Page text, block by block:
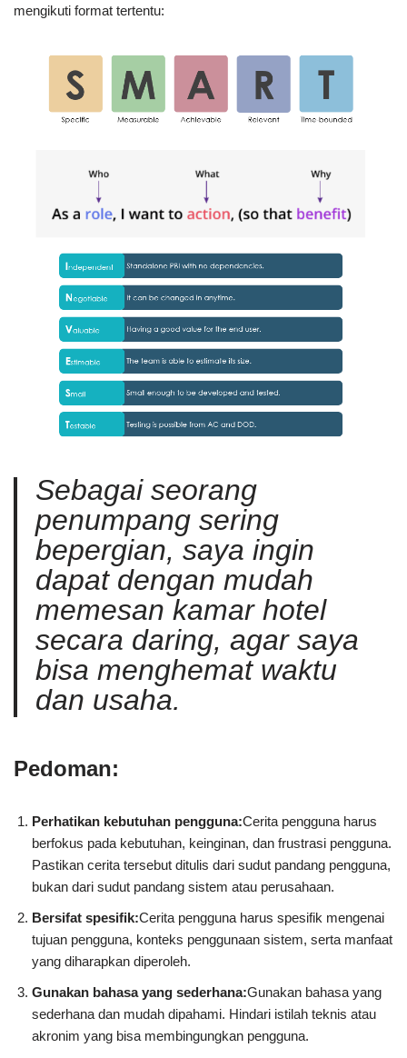
mengikuti format tertentu:
Sebagai seorang
penumpang sering
bepergian, saya ingin
dapat dengan mudah
memesan kamar hotel
secara daring, agar saya
bisa menghemat waktu
dan usaha.
Pedoman:
Perhatikan kebutuhan pengguna:Cerita pengguna harus
berfokus pada kebutuhan, keinginan, dan frustrasi pengguna.
Pastikan cerita tersebut ditulis dari sudut pandang pengguna,
bukan dari sudut pandang sistem atau perusahaan.
Bersifat spesifik:Cerita pengguna harus spesifik mengenai
tujuan pengguna, konteks penggunaan sistem, serta manfaat
yang diharapkan diperoleh.
Gunakan bahasa yang sederhana:Gunakan bahasa yang
sederhana dan mudah dipahami. Hindari istilah teknis atau
akronim yang bisa membingungkan pengguna.